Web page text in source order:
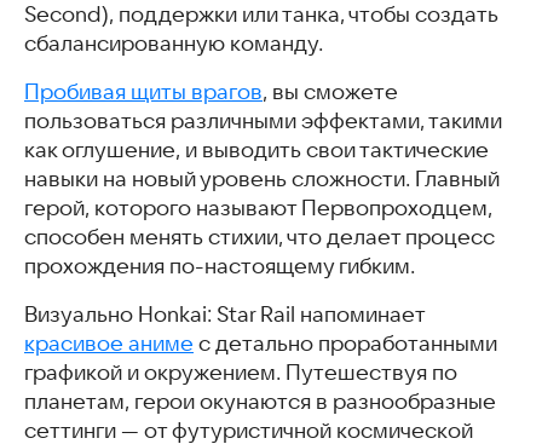
Second), поддержки или танка, чтобы создать
сбалансированную команду.
Пробивая щиты врагов, вы сможете
пользоваться различными эффектами, такими
как оглушение, и выводить свои тактические
навыки на новый уровень сложности. Главный
герой, которого называют Первопроходцем,
способен менять стихии, что делает процесс
прохождения по-настоящему гибким.
Визуально Honkai: Star Rail напоминает
красивое аниме с детально проработанными
графикой и окружением. Путешествуя по
планетам, герои окунаются в разнообразные
сеттинги — от футуристичной космической